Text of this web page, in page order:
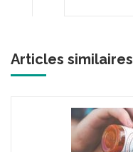
Articles similaires